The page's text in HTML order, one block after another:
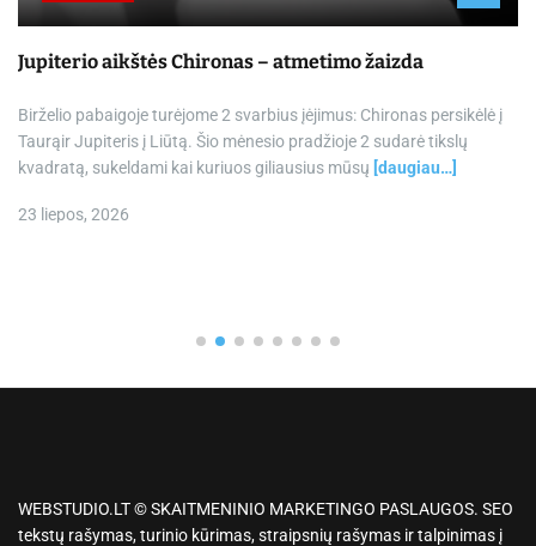
Jupiterio aikštės Chironas – atmetimo žaizda
Birželio pabaigoje turėjome 2 svarbius įėjimus: Chironas persikėlė į
Taurąir Jupiteris į Liūtą. Šio mėnesio pradžioje 2 sudarė tikslų
kvadratą, sukeldami kai kuriuos giliausius mūsų [daugiau…]
23 liepos, 2026
WEBSTUDIO.LT © SKAITMENINIO MARKETINGO PASLAUGOS. SEO
tekstų rašymas, turinio kūrimas, straipsnių rašymas ir talpinimas į